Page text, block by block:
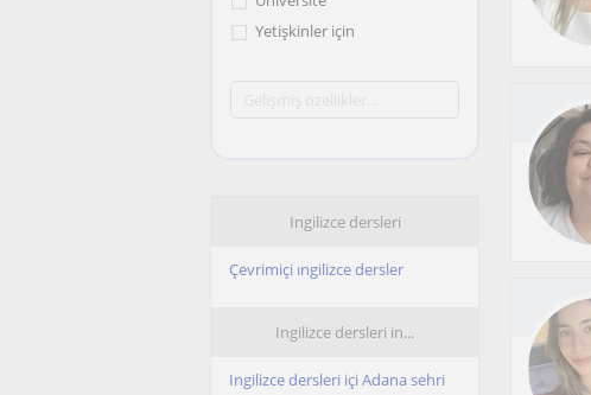
Yetişkinler için
Ingilizce dersleri
Çevrimiçi ıngilizce dersler
Ingilizce dersleri in...
Ingilizce dersleri içi Adana sehri